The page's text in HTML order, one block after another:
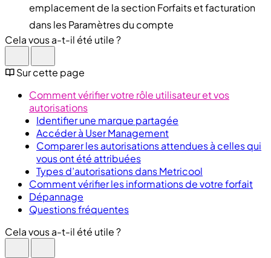
emplacement de la section Forfaits et facturation
dans les Paramètres du compte
Cela vous a-t-il été utile ?
Sur cette page
Comment vérifier votre rôle utilisateur et vos
autorisations
Identifier une marque partagée
Accéder à User Management
Comparer les autorisations attendues à celles qui
vous ont été attribuées
Types d’autorisations dans Metricool
Comment vérifier les informations de votre forfait
Dépannage
Questions fréquentes
Cela vous a-t-il été utile ?